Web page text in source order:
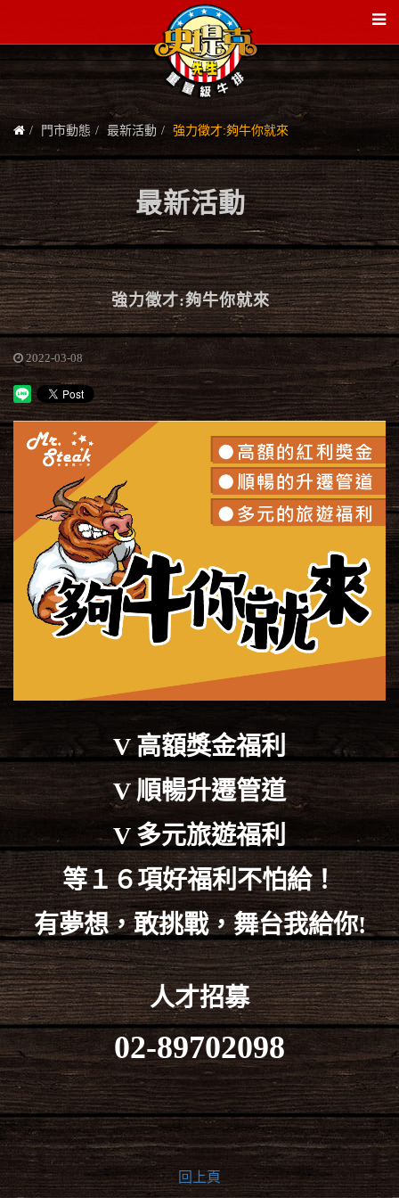
門市動態 最新活動 強力徵才:夠牛你就來
最新活動
強力徵才:夠牛你就來
2022-03-08
V 高額獎金福利
V 順暢升遷管道
V 多元旅遊福利
等１６項好福利不怕給！
有夢想，敢挑戰，舞台我給你!
人才招募
02-89702098
回上頁